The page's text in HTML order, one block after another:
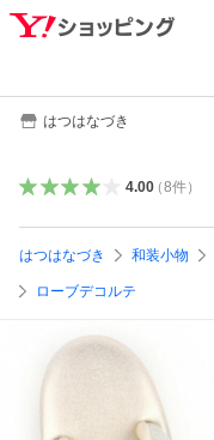
はつはなづき
4.00（8件）
はつはなづき 和装小物
ローブデコルテ